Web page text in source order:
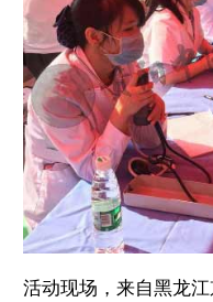
活动现场，来自黑龙